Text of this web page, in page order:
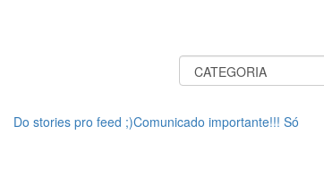
Do stories pro feed ;)Comunicado importante!!! Só